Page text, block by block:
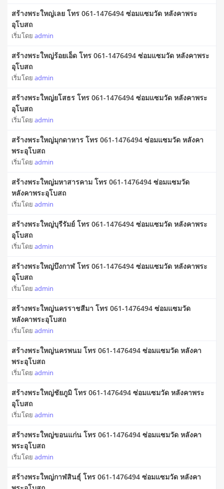
สร้างพระใหญ่เลย โทร 061-1476494 ซ่อมแซมวัด หลังคาพระ
อุโบสถ
เริ่มโดย admin
สร้างพระใหญ่ร้อยเอ็ด โทร 061-1476494 ซ่อมแซมวัด หลังคาพระ
อุโบสถ
เริ่มโดย admin
สร้างพระใหญ่ยโสธร โทร 061-1476494 ซ่อมแซมวัด หลังคาพระ
อุโบสถ
เริ่มโดย admin
สร้างพระใหญ่มุกดาหาร โทร 061-1476494 ซ่อมแซมวัด หลังคา
พระอุโบสถ
เริ่มโดย admin
สร้างพระใหญ่มหาสารคาม โทร 061-1476494 ซ่อมแซมวัด
หลังคาพระอุโบสถ
เริ่มโดย admin
สร้างพระใหญ่บุรีรัมย์ โทร 061-1476494 ซ่อมแซมวัด หลังคาพระ
อุโบสถ
เริ่มโดย admin
สร้างพระใหญ่บึงกาฬ โทร 061-1476494 ซ่อมแซมวัด หลังคาพระ
อุโบสถ
เริ่มโดย admin
สร้างพระใหญ่นครราชสีมา โทร 061-1476494 ซ่อมแซมวัด
หลังคาพระอุโบสถ
เริ่มโดย admin
สร้างพระใหญ่นครพนม โทร 061-1476494 ซ่อมแซมวัด หลังคา
พระอุโบสถ
เริ่มโดย admin
สร้างพระใหญ่ชัยภูมิ โทร 061-1476494 ซ่อมแซมวัด หลังคาพระ
อุโบสถ
เริ่มโดย admin
สร้างพระใหญ่ขอนแก่น โทร 061-1476494 ซ่อมแซมวัด หลังคา
พระอุโบสถ
เริ่มโดย admin
สร้างพระใหญ่กาฬสินธุ์ โทร 061-1476494 ซ่อมแซมวัด หลังคา